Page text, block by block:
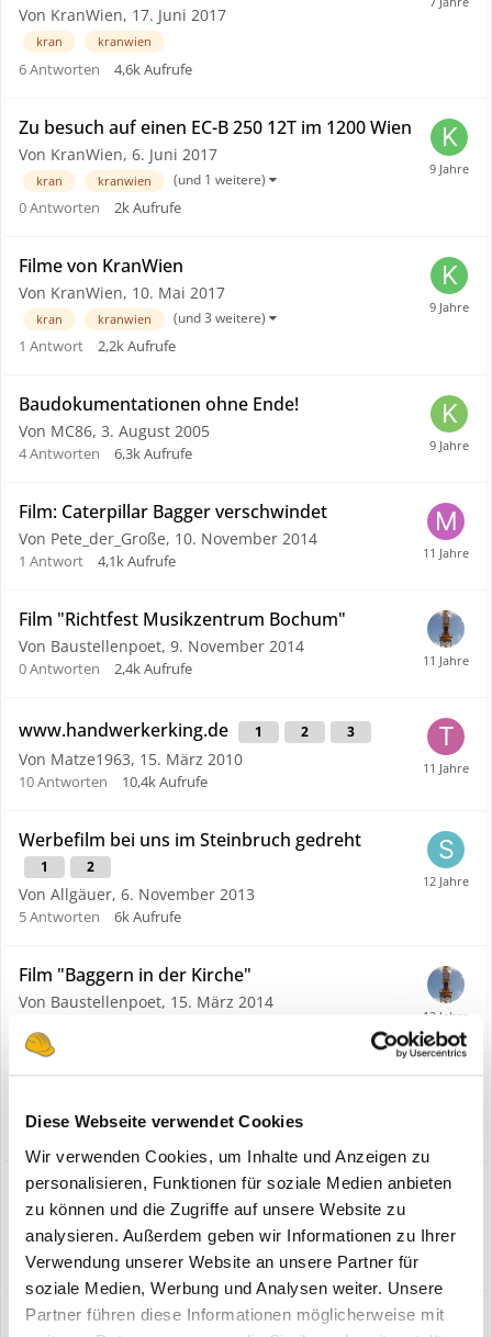
Diese Webseite verwendet Cookies
Wir verwenden Cookies, um Inhalte und Anzeigen zu
personalisieren, Funktionen für soziale Medien anbieten
zu können und die Zugriffe auf unsere Website zu
analysieren. Außerdem geben wir Informationen zu Ihrer
Verwendung unserer Website an unsere Partner für
soziale Medien, Werbung und Analysen weiter. Unsere
Partner führen diese Informationen möglicherweise mit
Von KranWien, 17. Juni 2017
kran kranwien
6Antworten 4,6kAufrufe
Zu besuch auf einen EC-B 250 12T im 1200 Wien
Von KranWien, 6. Juni 2017
kran kranwien (und 1 weitere)
0Antworten 2kAufrufe
Filme von KranWien
Von KranWien, 10. Mai 2017
kran kranwien (und 3 weitere)
1 Antwort 2,2kAufrufe
Baudokumentationen ohne Ende!
Von MC86, 3. August 2005
4Antworten 6,3kAufrufe
Film: Caterpillar Bagger verschwindet
Von Pete_der_Große, 10. November 2014
1 Antwort 4,1kAufrufe
Film "Richtfest Musikzentrum Bochum"
Von Baustellenpoet, 9. November 2014
0Antworten 2,4kAufrufe
www.handwerkerking.de 1 2 3
Von Matze1963, 15. März 2010
10Antworten 10,4kAufrufe
Werbefilm bei uns im Steinbruch gedreht
1 2
Von Allgäuer, 6. November 2013
5Antworten 6kAufrufe
Film "Baggern in der Kirche"
Von Baustellenpoet, 15. März 2014
Seite zu Longfrontbaggern
Antworten 2,6kAufrufe
charter-bau - die neue Auftragsbörse für
Baumaschinen und Bautrucks
Von chaba,4. Juli 2013
0Antworten 2,6kAufrufe
Wettbewerb "Sterne des Handwerks"